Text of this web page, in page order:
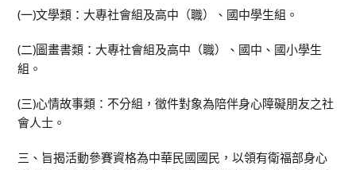
(一)文學類：大專社會組及高中（職）、國中學生組。
(二)圖畫書類：大專社會組及高中（職）、國中、國小學生
組。
(三)心情故事類：不分組，徵件對象為陪伴身心障礙朋友之社
會人士。
三、旨揭活動參賽資格為中華民國國民，以領有衛福部身心